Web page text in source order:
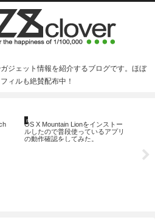
ジェット情報を紹介するブログです。ほぼ
ィルも絶賛配布中！
mac
OS X Mountain Lionをインストー
ルしたので普段使っているアプリ
の動作確認をしてみた。